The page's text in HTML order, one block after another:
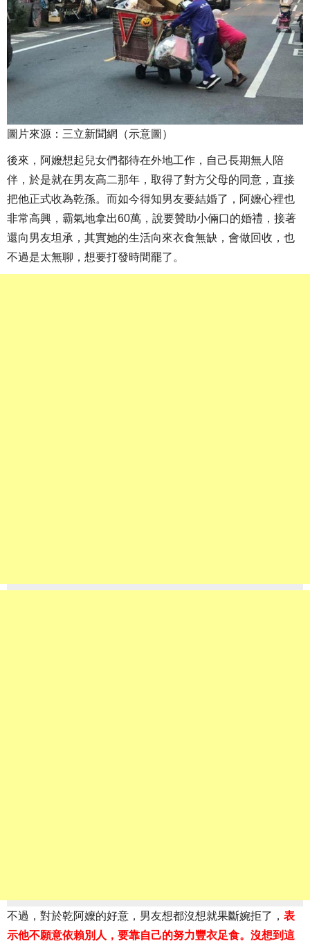
圖片來源：三立新聞網（示意圖）
後來，阿嬤想起兒女們都待在外地工作，自己長期無人陪
伴，於是就在男友高二那年，取得了對方父母的同意，直接
把他正式收為乾孫。而如今得知男友要結婚了，阿嬤心裡也
非常高興，霸氣地拿出60萬，說要贊助小倆口的婚禮，接著
還向男友坦承，其實她的生活向來衣食無缺，會做回收，也
不過是太無聊，想要打發時間罷了。
不過，對於乾阿嬤的好意，男友想都沒想就果斷婉拒了， 表
示他不願意依賴別人，要靠自己的努力豐衣足食。沒想到這